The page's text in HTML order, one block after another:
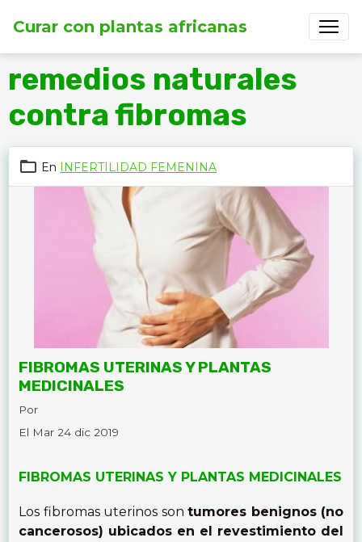
Curar con plantas africanas
remedios naturales
contra fibromas
En INFERTILIDAD FEMENINA
FIBROMAS UTERINAS Y PLANTAS
MEDICINALES
Por
El Mar 24 dic 2019
FIBROMAS UTERINAS Y PLANTAS MEDICINALES
Los fibromas uterinos son tumores benignos (no
cancerosos) ubicados en el revestimiento del